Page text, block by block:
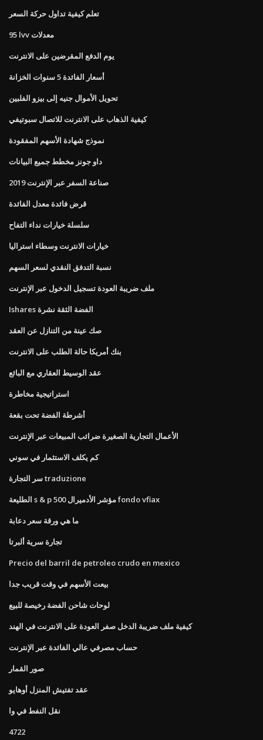
تعلم كيفية تداول حركة السعر
95 lvv معدلات
يوم الدفع المقرضين على الانترنت
أسعار الفائدة 5 سنوات الخزانة
تحويل الأموال جنيه إلى بيزو الفلبين
كيفية الذهاب على الانترنت للاتصال سبوتيفي
نموذج شهادة الأسهم المفقودة
داو جونز مخطط جميع البيانات
صناعة السفر عبر الإنترنت 2019
قرض فائدة معدل الفائدة
سلسلة خيارات نداء التفاح
خيارات الانترنت وسطاء استراليا
نسبة التدفق النقدي لسعر السهم
ملف ضريبة العودة تسجيل الدخول عبر الإنترنت
Ishares الفضة الثقة نشرة
صك عينة من التنازل عن العقد
بنك أمريكا حالة الطلب على الانترنت
عقد الوسيط العقاري مع البائع
استراتيجية مخاطرة
أشرطة الفضة تحت بقعة
الأعمال التجارية الصغيرة ضرائب المبيعات عبر الإنترنت
كم يكلف الاستثمار في سوني
سر التجارة traduzione
الطليعة s & p 500 مؤشر الأدميرال fondo vfiax
ما هي ورقة سعر دعابة
تجارة سرية ألبرتا
Precio del barril de petroleo crudo en mexico
بيعت الأسهم في وقت قريب جدا
لوحات شاحن الفضة رخيصة للبيع
كيفية ملف ضريبة الدخل صفر العودة على الانترنت في الهند
حساب مصرفي عالي الفائدة عبر الإنترنت
صور القمار
عقد تفتيش المنزل أوهايو
نقل النفط في وا
4722